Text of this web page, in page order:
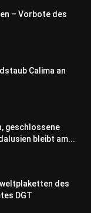
– Vorbote des
Calima an
geschlossene
bleibt am...
des
DGT